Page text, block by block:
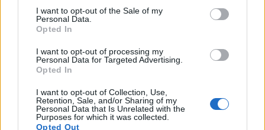
consent section.
I want to opt-out of the Sale of my
Personal Data.
Opted In
I want to opt-out of processing my
Personal Data for Targeted Advertising.
Opted In
I want to opt-out of Collection, Use,
Retention, Sale, and/or Sharing of my
Personal Data that Is Unrelated with the
Purposes for which it was collected.
Opted Out
Μειώνει τα επίπεδα των οιστρογόνων και του
σακχάρου στο αίμα.
Δεν χρειάζεται να κάνετε πολλή άσκηση, μόνο 30
λεπτά μέτριας δραστηριότητας πέντε ημέρες την
εβδομάδα μπορούν να κάνουν τη διαφορά. Απλώς
κινηθείτε αρκετά ώστε να αυξήσετε τον καρδιακό
σας ρυθμό περίπου 50% έως 60% από ό,τι όταν